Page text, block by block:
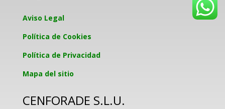
Aviso Legal
Política de Cookies
Política de Privacidad
Mapa del sitio
CENFORADE S.L.U.